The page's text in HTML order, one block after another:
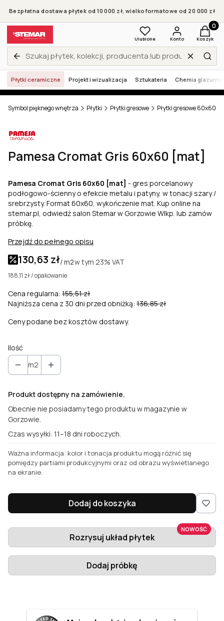
Bezpłatna dostawa płytek od 10 000 zł, wielkoformatowe od 20 000 zł
Zamknij wyszukiwarkę
Wyczyść
Ulubione Konto Koszyk
Płytki ceramiczne Projekt i wizualizacja Sztukateria Chemia
- Symbol pięknego wnętrza Płytki Płytki gresowe Płytki gresowe 60x60
Pamesa Cromat Gris 60x60 [mat]
Pamesa Cromat Gris 60x60 [mat] - gres porcelanowy
podłogowo-ścienny o efekcie metalu i patyny, w tonacji szary /
srebrzysty. Format 60x60, wykończenie mat. Kup online na
stemar.pl, odwiedź salon Stemar w Gorzowie Wlkp. lub zamów
próbkę.
Przejdź do pełnego opisu
130,63 zł/ m2w tym 23% VAT
188,11 zł / opakowanie
Cena regularna: 155,51 zł
Najniższa cena z 30 dni przed obniżką: 136,85 zł
Ceny podane bez kosztów dostawy.
Ilość
m2
Produkt dostępny na zamówienie.
Obecnie nie posiadamy tego produktu w magazynie w
Gorzowie.
Czas wysyłki: 11–18 dni roboczych.
Ważna informacja: kolor i tonacja produktu mogą różnić się
pomiędzy partiami produkcyjnymi oraz od obrazu wyświetlanego
na ekranie.
Dodaj do koszyka
NOWOŚĆ
Rozrysuj układ płytek
Dodaj próbkę